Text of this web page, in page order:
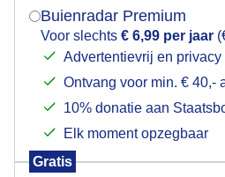
Buienradar Premium
Voor slechts € 6,99 per jaar
Advertentievrij en privacy
Ontvang voor min. € 40,-
10% donatie aan
Elk moment opzegbaar
Gratis
Dreigende luchten
Indien je hier nog geen
verschijnt er zo een pop-up
Is goed, toon